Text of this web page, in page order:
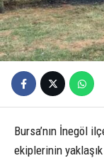
Bursa’nın İnegöl
ekiplerinin